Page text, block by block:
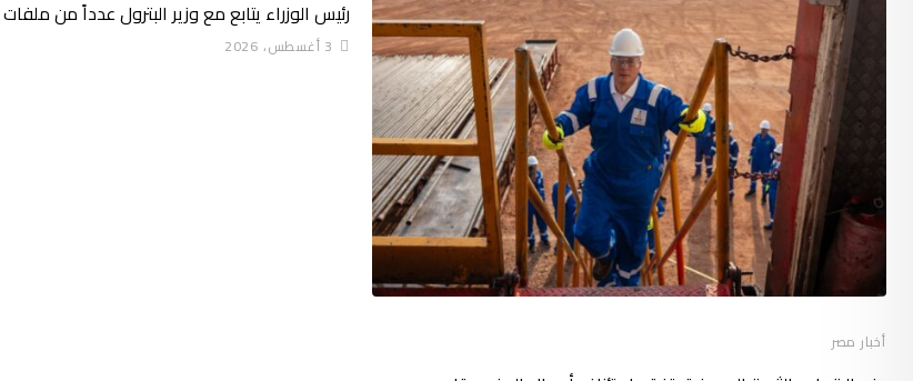
أخبار مصر
رئيس الوزراء يتابع مع وزير البترول عدداً من ملفات
3 أغسطس، 2026